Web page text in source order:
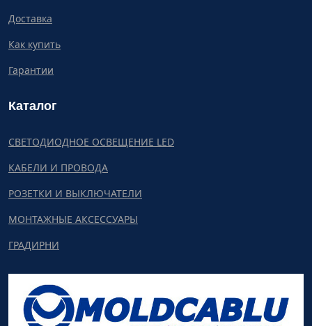
Доставка
Как купить
Гарантии
Каталог
СВЕТОДИОДНОЕ ОСВЕЩЕНИЕ LED
КАБЕЛИ И ПРОВОДА
РОЗЕТКИ И ВЫКЛЮЧАТЕЛИ
МОНТАЖНЫЕ АКСЕССУАРЫ
ГРАДИРНИ